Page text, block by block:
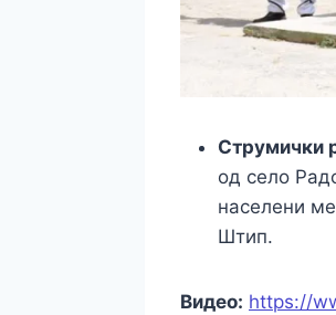
Струмички
од село
населени
Штип.
Видео: https://